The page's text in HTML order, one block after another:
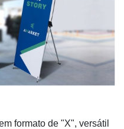
formato de "X", versátil